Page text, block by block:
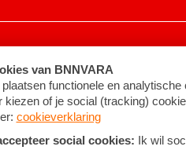
Algemene voorwaarden